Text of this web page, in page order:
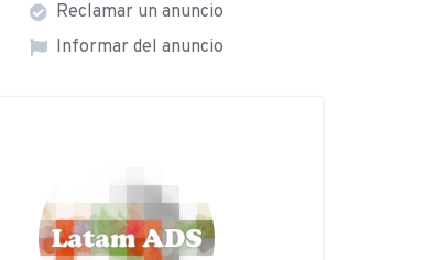
Reclamar un anuncio
Informar del anuncio